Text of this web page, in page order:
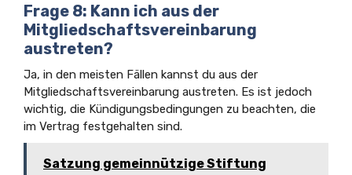
Frage 8: Kann ich aus der
Mitgliedschaftsvereinbarung
austreten?
Ja, in den meisten Fällen kannst du aus der
Mitgliedschaftsvereinbarung austreten. Es ist jedoch
wichtig, die Kündigungsbedingungen zu beachten, die
im Vertrag festgehalten sind.
Satzung gemeinnützige Stiftung